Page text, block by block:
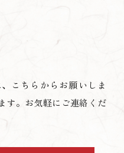
こちらからお願いしま
す。お気軽にご連絡くだ